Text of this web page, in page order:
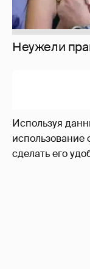
Используя
сделать его
Неужели